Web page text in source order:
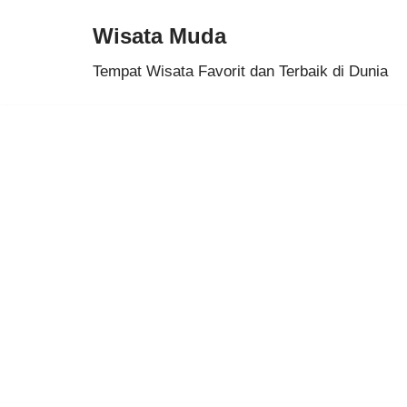
Wisata Muda
Tempat Wisata Favorit dan Terbaik di Dunia